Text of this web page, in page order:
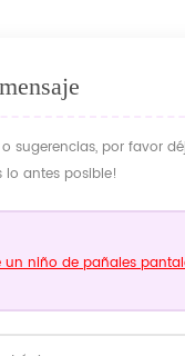
sugerencias, por favor
lo antes posible!
un niño de pañales